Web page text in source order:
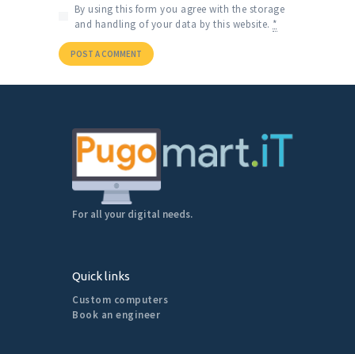
By using this form you agree with the storage
and handling of your data by this website. *
For all your digital needs.
Quick links
Custom computers
Book an engineer